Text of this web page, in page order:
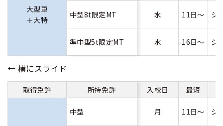
大型車
＋大特
中型8t限定MT 水 11日～ シ
準中型5t限定MT 水 16日～ シ
取得免許 所持免許 入校日 最短
中型 月 11日～ シ